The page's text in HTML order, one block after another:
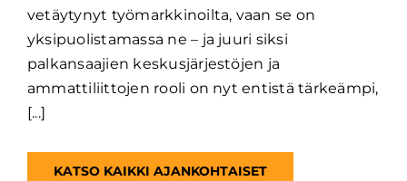
vetäytynyt työmarkkinoilta, vaan se on
yksipuolistamassa ne – ja juuri siksi
palkansaajien keskusjärjestöjen ja
ammattiliittojen rooli on nyt entistä tärkeämpi,
[...]
KATSO KAIKKI AJANKOHTAISET